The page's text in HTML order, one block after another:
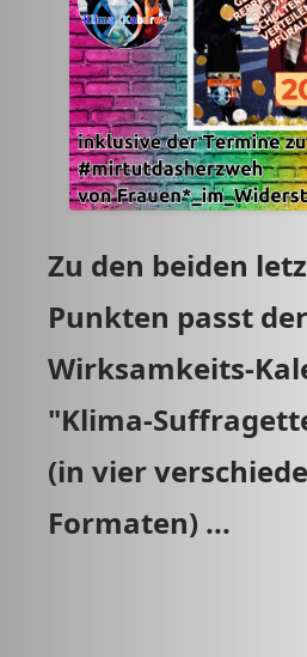
Zu den beiden
Punkten passt
Wirksamkeits-
"Klima-
(in vier
Formaten) ...